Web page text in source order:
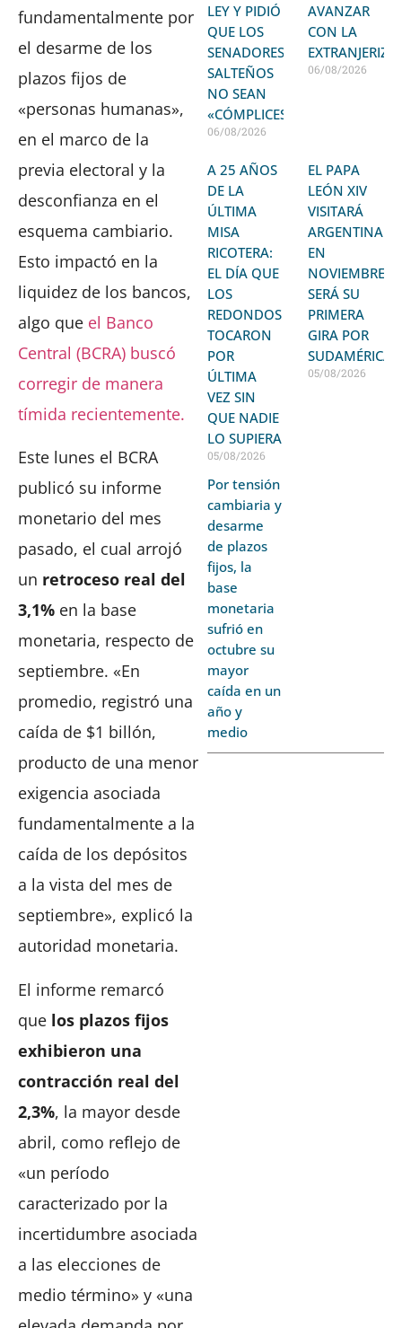
fundamentalmente por
el desarme de los
plazos fijos de
«personas humanas»,
en el marco de la
previa electoral y la
desconfianza en el
esquema cambiario.
Esto impactó en la
liquidez de los bancos,
algo que el Banco
Central (BCRA) buscó
corregir de manera
tímida recientemente.
Este lunes el BCRA
publicó su informe
monetario del mes
pasado, el cual arrojó
un retroceso real del
3,1% en la base
monetaria, respecto de
septiembre. «En
promedio, registró una
caída de $1 billón,
producto de una menor
exigencia asociada
fundamentalmente a la
caída de los depósitos
a la vista del mes de
septiembre», explicó la
autoridad monetaria.
El informe remarcó
que los plazos fijos
exhibieron una
contracción real del
2,3%, la mayor desde
abril, como reflejo de
«un período
caracterizado por la
incertidumbre asociada
a las elecciones de
medio término» y «una
LEY Y PIDIÓ
QUE LOS
SENADORES
SALTEÑOS
NO SEAN
«CÓMPLICES»
06/08/2026
AVANZAR
CON LA
06/08/2026
A 25 AÑOS
DE LA
ÚLTIMA
MISA
RICOTERA:
EL DÍA QUE
LOS
REDONDOS
TOCARON
POR
ÚLTIMA
VEZ SIN
QUE NADIE
LO SUPIERA
05/08/2026
EL PAPA
LEÓN XIV
VISITARÁ
ARGENTINA
EN
NOVIEMBRE:
SERÁ SU
PRIMERA
GIRA POR
SUDAMÉRICA
05/08/2026
Por tensión
cambiaria y
desarme
de plazos
fijos, la
base
monetaria
sufrió en
octubre su
mayor
caída en un
año y
medio